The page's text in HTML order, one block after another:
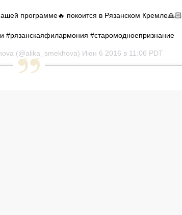
программе🔥 покоится в Рязанском Кремле🙏🏻
#рязанскаяфилармония #старомодноепризнание
(@alika_smekhova) Июн 6 2016 в 11:06 PDT